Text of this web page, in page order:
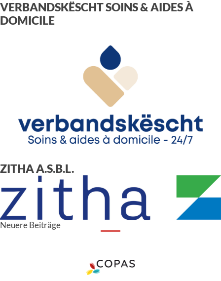
VERBANDSKËSCHT SOINS & AIDES À
DOMICILE
ZITHA A.S.B.L.
Beitragsnavigation
Neuere Beiträge